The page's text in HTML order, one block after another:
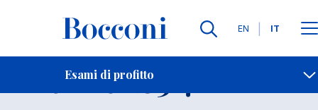
Lingue
EN IT
Esami di profitto
Contatti
Esame 20317 Open